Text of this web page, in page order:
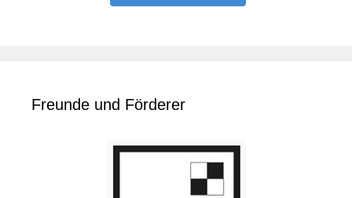
Freunde und Förderer